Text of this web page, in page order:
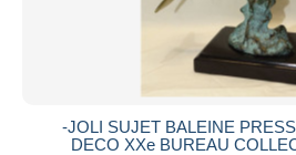
-JOLI SUJET BALEINE
DECO XXe BUREAU